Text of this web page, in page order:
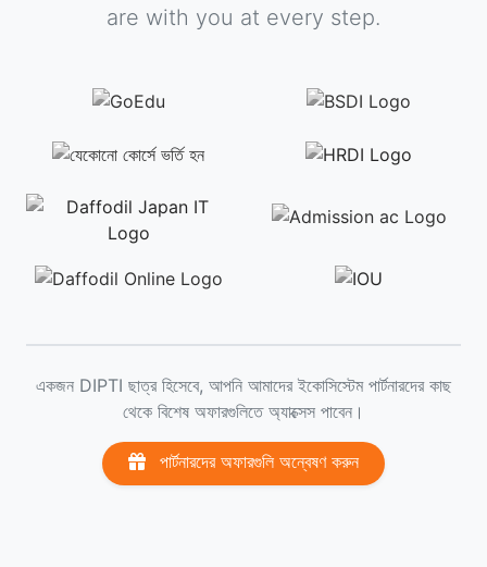
are with you at every step.
একজন DIPTI ছাত্র হিসেবে, আপনি আমাদের ইকোসিস্টেম পার্টনারদের কাছ
থেকে বিশেষ অফারগুলিতে অ্যাক্সেস পাবেন।
পার্টনারদের অফারগুলি অন্বেষণ করুন